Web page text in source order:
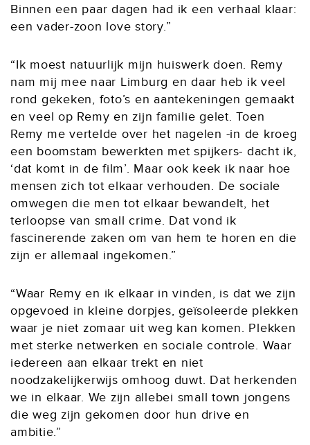
Binnen een paar dagen had ik een verhaal klaar:
een vader-zoon love story.”
“Ik moest natuurlijk mijn huiswerk doen. Remy
nam mij mee naar Limburg en daar heb ik veel
rond gekeken, foto’s en aantekeningen gemaakt
en veel op Remy en zijn familie gelet. Toen
Remy me vertelde over het nagelen -in de kroeg
een boomstam bewerkten met spijkers- dacht ik,
‘dat komt in de film’. Maar ook keek ik naar hoe
mensen zich tot elkaar verhouden. De sociale
omwegen die men tot elkaar bewandelt, het
terloopse van small crime. Dat vond ik
fascinerende zaken om van hem te horen en die
zijn er allemaal ingekomen.”
“Waar Remy en ik elkaar in vinden, is dat we zijn
opgevoed in kleine dorpjes, geïsoleerde plekken
waar je niet zomaar uit weg kan komen. Plekken
met sterke netwerken en sociale controle. Waar
iedereen aan elkaar trekt en niet
noodzakelijkerwijs omhoog duwt. Dat herkenden
we in elkaar. We zijn allebei small town jongens
die weg zijn gekomen door hun drive en
ambitie.”